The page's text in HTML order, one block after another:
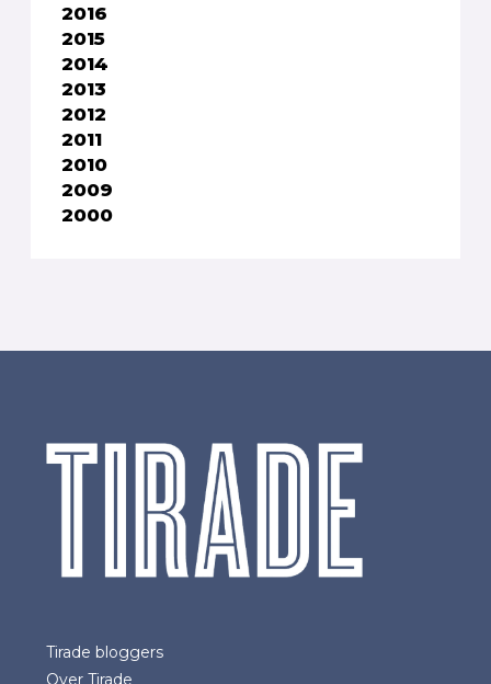
2016
2015
2014
2013
2012
2011
2010
2009
2000
Tirade bloggers
Over Tirade